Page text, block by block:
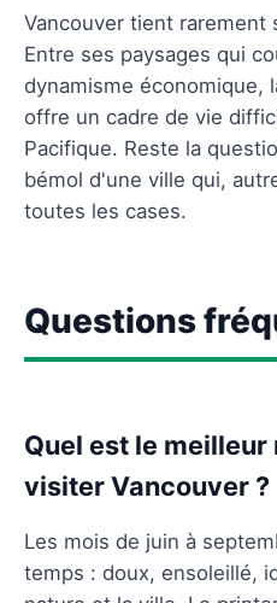
Vancouver tient rarement
Entre ses paysages qui
dynamisme économique,
offre un cadre de vie
Pacifique. Reste la
bémol d'une ville qui,
toutes les cases.
Questions
Quel est le
visiter Vancouver ?
Les mois de juin à
temps : doux, ensoleillé,